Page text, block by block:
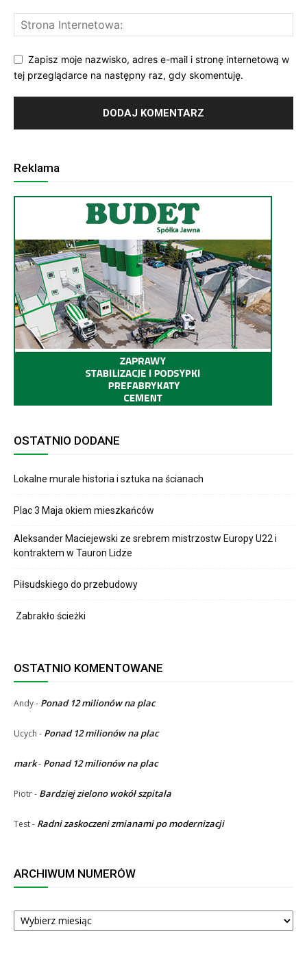
Zapisz moje nazwisko, adres e-mail i stronę internetową w
tej przeglądarce na następny raz, gdy skomentuję.
Reklama
OSTATNIO DODANE
Lokalne murale historia i sztuka na ścianach
Plac 3 Maja okiem mieszkańców
Aleksander Maciejewski ze srebrem mistrzostw Europy U22 i
kontraktem w Tauron Lidze
Piłsudskiego do przebudowy
Zabrakło ścieżki
OSTATNIO KOMENTOWANE
Andy- Ponad 12 milionów na plac
Ucych - Ponad 12 milionów na plac
mark- Ponad 12 milionów na plac
Piotr- Bardziej zielono wokół szpitala
Test- Radni zaskoczeni zmianami po modernizacji
ARCHIWUM NUMERÓW
ARCHIWUM
NUMERÓW